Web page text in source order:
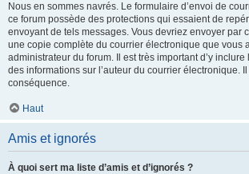
Nous en sommes navrés. Le formulaire d’envoi de
ce forum possède des protections qui essaient de
envoyant de tels messages. Vous devriez envoyer par
une copie complète du courrier électronique que vous
administrateur du forum. Il est très important d’y
des informations sur l’auteur du courrier électronique.
conséquence.
Haut
Amis et ignorés
À quoi sert ma liste d’amis et d’ignorés ?